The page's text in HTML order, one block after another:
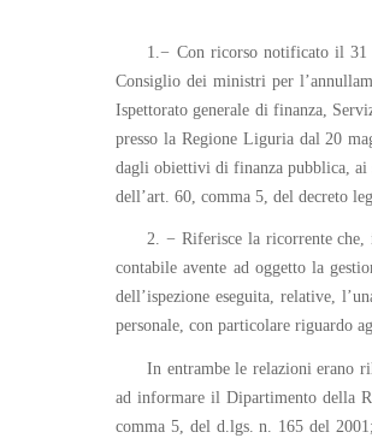
1.− Con ricorso notificato il 31
Consiglio dei ministri per
Ispettorato generale di finanza,
presso la Regione Liguria dal 20
dagli obiettivi di finanza pubblica, ai
dell’art. 60, comma 5, del decreto
2. − Riferisce la ricorrente che,
contabile avente ad oggetto la
dell’ispezione eseguita, relative,
personale, con particolare riguardo
In entrambe le relazioni erano
ad informare il Dipartimento della
comma 5, del d.lgs. n. 165 del